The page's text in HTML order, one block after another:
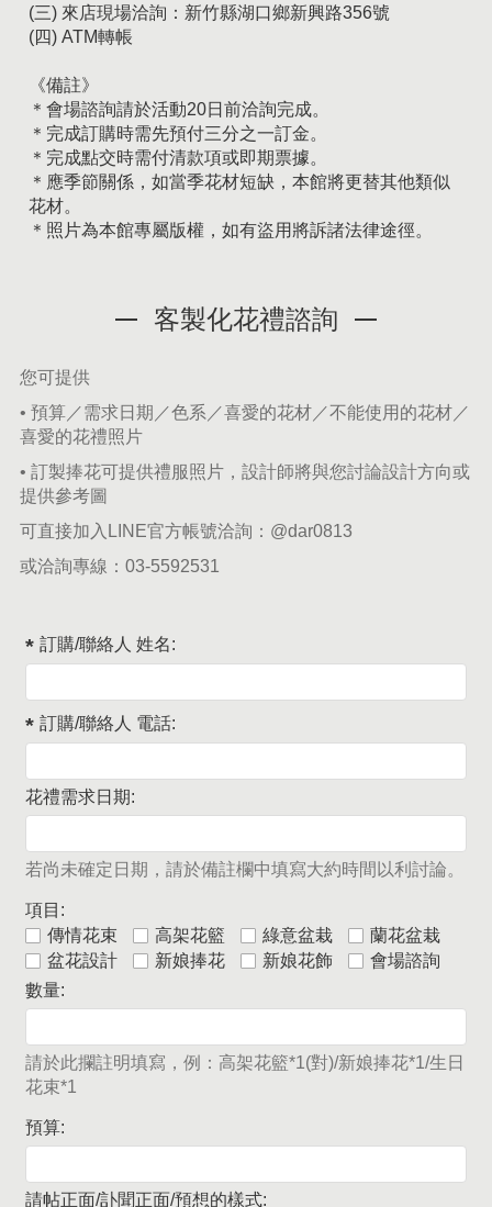
(三) 來店現場洽詢：新竹縣湖口鄉新興路356號
(四) ATM轉帳
《備註》
＊會場諮詢請於活動20日前洽詢完成。
＊完成訂購時需先預付三分之一訂金。
＊完成點交時需付清款項或即期票據。
＊應季節關係，如當季花材短缺，本館將更替其他類似
花材。
＊照片為本館專屬版權，如有盜用將訴諸法律途徑。
客製化花禮諮詢
您可提供
• 預算／需求日期／色系／喜愛的花材／不能使用的花材／
喜愛的花禮照片
• 訂製捧花可提供禮服照片，設計師將與您討論設計方向或
提供參考圖
可直接加入LINE官方帳號洽詢： @dar0813
或洽詢專線： 03-5592531
訂購/聯絡人 姓名:
訂購/聯絡人 電話:
花禮需求日期:
若尚未確定日期，請於備註欄中填寫大約時間以利討論。
項目:
傳情花束
高架花籃 綠意盆栽
蘭花盆栽
盆花設計
新娘捧花 新娘花飾
會場諮詢
數量:
請於此攔註明填寫，例：高架花籃*1(對)/新娘捧花*1/生日
花束*1
預算:
請帖正面/訃聞正面/預想的樣式: